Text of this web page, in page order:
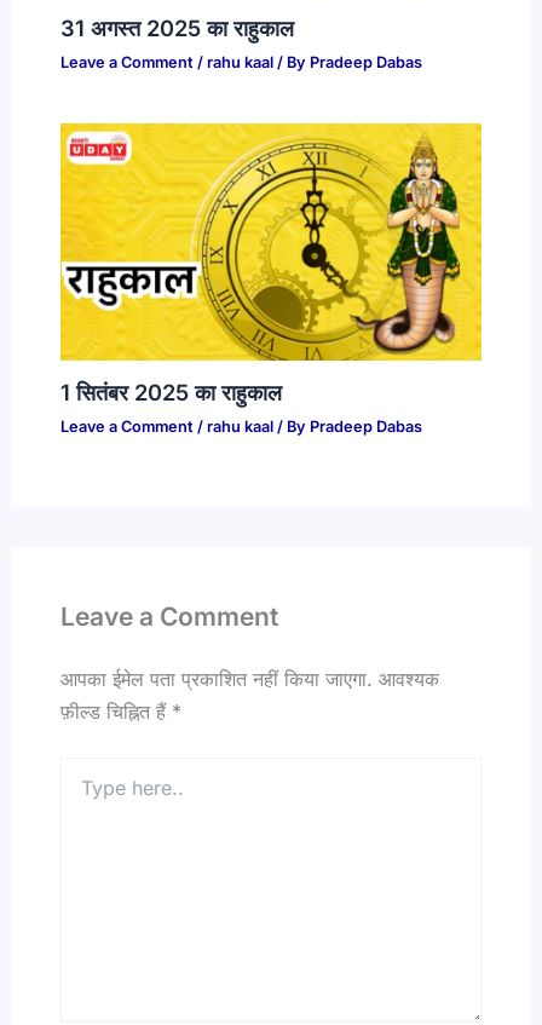
31 अगस्त 2025 का राहुकाल
Leave a Comment / rahu kaal/ By Pradeep Dabas
1 सितंबर 2025 का राहुकाल
Leave a Comment / rahu kaal/ By Pradeep Dabas
Leave a Comment
आपका ईमेल पता प्रकाशित नहीं किया जाएगा. आवश्यक
फ़ील्ड चिह्नित हैं *
here..